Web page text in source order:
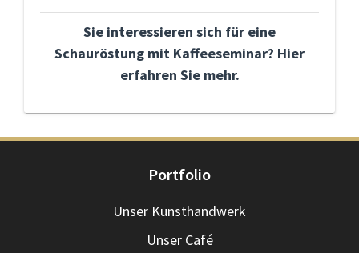
Sie interessieren sich für eine
Schauröstung mit Kaffeeseminar? Hier
erfahren Sie mehr.
Portfolio
Unser Kunsthandwerk
Unser Café